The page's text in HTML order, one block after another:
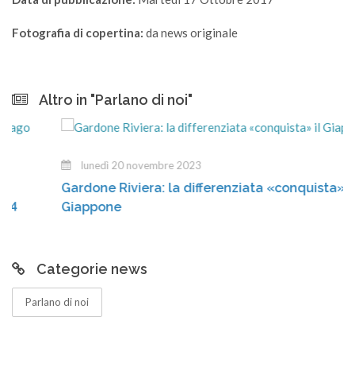
Fotografia di copertina: da news originale
Altro in "Parlano di noi"
lunedì 20 novembre 2023
Gardone Riviera: la differenziata «conquista» il
Giappone
Categorie news
Parlano di noi